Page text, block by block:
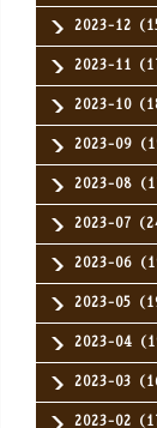
2023-12（
2023-11（
2023-10（
2023-09（
2023-08（
2023-07（
2023-06（
2023-05（
2023-04（
2023-03（
2023-02（